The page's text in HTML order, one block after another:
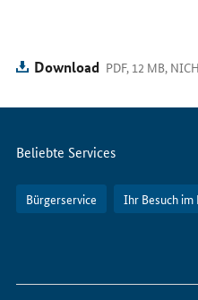
uns
im
Download PDF, 12 MB,
Servicemenü
Beliebte Services
Bürgerservice Ihr Besuch